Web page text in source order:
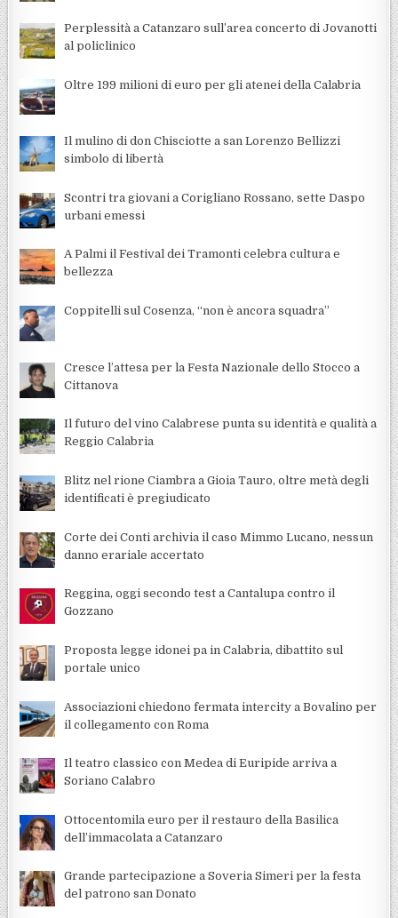
Perplessità a Catanzaro sull’area concerto di Jovanotti
al policlinico
Oltre 199 milioni di euro per gli atenei della Calabria
Il mulino di don Chisciotte a san Lorenzo Bellizzi
simbolo di libertà
Scontri tra giovani a Corigliano Rossano, sette Daspo
urbani emessi
A Palmi il Festival dei Tramonti celebra cultura e
bellezza
Coppitelli sul Cosenza, “non è ancora squadra”
Cresce l’attesa per la Festa Nazionale dello Stocco a
Cittanova
Il futuro del vino Calabrese punta su identità e qualità a
Reggio Calabria
Blitz nel rione Ciambra a Gioia Tauro, oltre metà degli
identificati è pregiudicato
Corte dei Conti archivia il caso Mimmo Lucano, nessun
danno erariale accertato
Reggina, oggi secondo test a Cantalupa contro il
Gozzano
Proposta legge idonei pa in Calabria, dibattito sul
portale unico
Associazioni chiedono fermata intercity a Bovalino per
il collegamento con Roma
Il teatro classico con Medea di Euripide arriva a
Soriano Calabro
Ottocentomila euro per il restauro della Basilica
dell’immacolata a Catanzaro
Grande partecipazione a Soveria Simeri per la festa
del patrono san Donato